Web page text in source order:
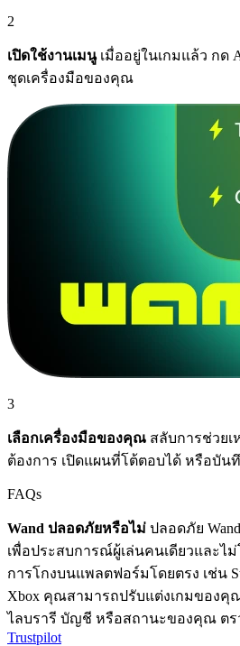
2
เปิดใช้งานเมนูเมื่ออยู่ในเกมแล้ว กด
ชุดเครื่องมือของคุณ
3
เลือกเครื่องมือของคุณ สลับการช่วย
ต้องการ เปิดแผนที่โต้ตอบได้ หรือบั
FAQs
Wand ปลอดภัยหรือไม่ ปลอดภัย
เพื่อประสบการณ์ผู้เล่นคนเดียวและไ
การโกงบนแพลตฟอร์มโดยตรง เช่น
Xbox คุณสามารถปรับแต่งเกมของคุ
ไลบรารี บัญชี หรือสถานะของคุณ ตร
Trustpilot